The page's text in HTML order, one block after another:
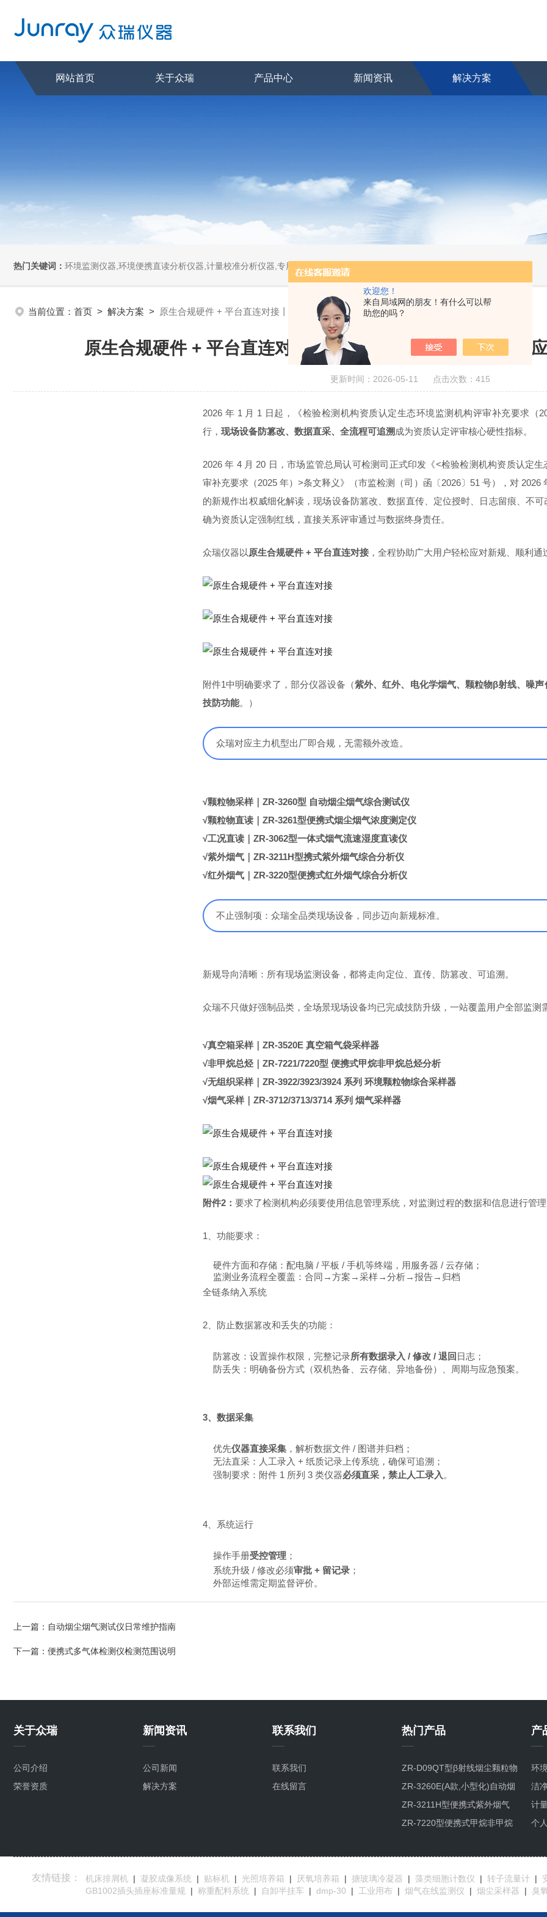
欢迎您！
来自局域网的朋友！有什么可以帮
助您的吗？
网站首页 关于众瑞 产品中心 新闻资讯 解决方案
热门关键词： 环境监测仪器,环境便携直读分析仪器,计量校准分析仪器,专用及应急分析仪器,粒子计数器,菌落计数仪,空气微生物采样器,
当前位置： 首页 > 解决方案 > 原生合规硬件 + 平台直连对接丨众瑞全程协助广大用户轻松应对新规、顺利通过评审！
原生合规硬件 + 平台直连对接丨众瑞全程协助广大用户轻松
更新时间：2026-05-11 点击次数：415
2026 年 1 月 1 日起，《检验检测机构资质认定生态环境监测机构评审补充要求（
行， 现场设备防篡改、数据直采、全流程可追溯 成为资质认定评审核心硬性指标。
2026 年 4 月 20 日 ，市场监管总局认可检测司正式印发《<检验检测机构资质认定
审补充要求（2025 年）>条文释义》（市监检测（司）函〔2026〕51 号），对 2026
的新规作出权威细化解读，现场设备防篡改、数据直传、定位授时、日志留痕、不可
确为资质认定强制红线 ，直接关系评审通过与数据终身责任。
众瑞仪器以 原生合规硬件 + 平台直连对接 ，全程协助广大用户轻松应对新规、顺利通
附件1中明确要求了，部分仪器设备（紫外、红外、电化学烟气、颗粒物β射线、噪声
技防功能。）
众瑞对应主力机型出厂即合规，无需额外改造。
√颗粒物采样｜ZR-3260型 自动烟尘烟气综合测试仪
√颗粒物直读｜ZR-3261型便携式烟尘烟气浓度测定仪
√工况直读｜ZR-3062型一体式烟气流速湿度直读仪
√紫外烟气｜ZR-3211H型携式紫外烟气综合分析仪
√红外烟气｜ZR-3220型便携式红外烟气综合分析仪
不止强制项：众瑞全品类现场设备，同步迈向新规标准。
新规导向清晰： 所有现场监测设备，都将走向定位、直传、防篡改、可追溯。
众瑞不只做好强制品类， 全场景现场设备均已完成技防升级 ，一站覆盖用户全部监测
√真空箱采样｜ZR-3520E 真空箱气袋采样器
√非甲烷总烃｜ZR-7221/7220型 便携式甲烷非甲烷总烃分析
√无组织采样｜ZR-3922/3923/3924 系列 环境颗粒物综合采样器
√烟气采样｜ZR-3712/3713/3714 系列 烟气采样器
附件2： 要求了检测机构必须要使用信息管理系统，对监测过程的数据和信息进行管
1、功能要求：
硬件方面和存储：配电脑 / 平板 / 手机等终端，用服务器 / 云存储；
监测业务流程全覆盖：合同→方案→采样→分析→报告→归档
全链条纳入系统
2、防止数据篡改和丢失的功能：
防篡改：设置操作权限，完整记录所有数据录入 / 修改 / 退回 日志；
防丢失：明确备份方式（双机热备、云存储、异地备份）、周期与应急预案。
3、数据采集
优先仪器直接采集，解析数据文件 / 图谱并归档；
无法直采：人工录入 + 纸质记录上传系统，确保可追溯；
强制要求：附件 1 所列 3 类仪器必须直采，禁止人工录入 。
4、系统运行
操作手册受控管理 ；
系统升级 / 修改必须审批 + 留记录；
外部运维需定期监督评价。
上一篇： 自动烟尘烟气测试仪日常维护指南
下一篇： 便携式多气体检测仪检测范围说明
关于众瑞
公司介绍
荣誉资质
新闻资讯
公司新闻
解决方案
联系我们
联系我们
在线留言
热门产品
ZR-D09QT型β射线烟尘颗粒物
检测仪
ZR-3260E(A款,小型化)自动烟
尘烟气测试仪
ZR-3211H型便携式紫外烟气
综合分析仪
ZR-7220型便携式甲烷非甲烷
产
环
洁
计
个
友情链接： 机床排屑机 | 凝胶成像系统 | 贴标机 | 光照培养箱 | 厌氧培养箱 | 搪玻璃冷凝器 | 藻类细胞计数仪 | 转子流量计 |
GB1002插头插座标准量规 | 称重配料系统 | 自卸半挂车 | dmp-30 | 工业用布 | 烟气在线监测仪 | 烟尘采样器 | 臭